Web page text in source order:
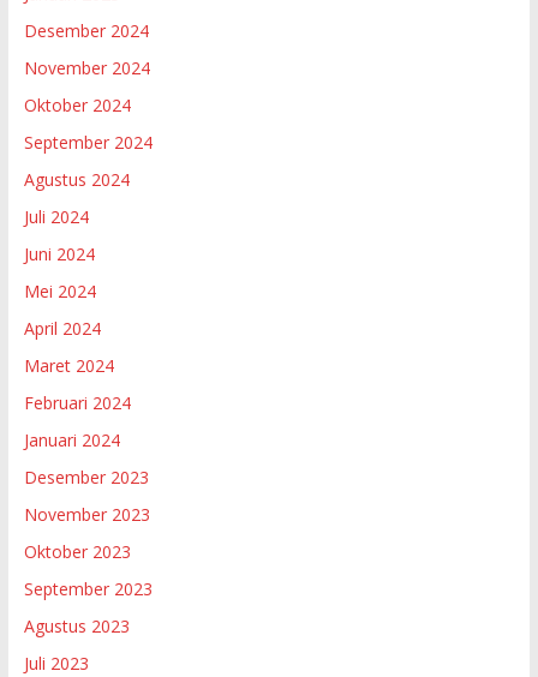
Desember 2024
November 2024
Oktober 2024
September 2024
Agustus 2024
Juli 2024
Juni 2024
Mei 2024
April 2024
Maret 2024
Februari 2024
Januari 2024
Desember 2023
November 2023
Oktober 2023
September 2023
Agustus 2023
Juli 2023